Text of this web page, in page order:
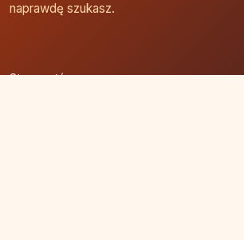
naprawdę szukasz.
Strona główna